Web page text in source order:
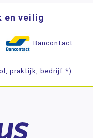
en veilig
Bancontact
praktijk, bedrijf *)